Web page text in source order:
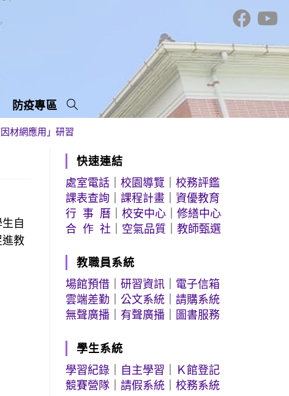
防疫專區
材網應用」研習
自
教
快速連結
處室電話 ｜校園導覽 ｜校務評鑑
課表查詢 ｜課程計畫 ｜資優教育
行 事 曆 ｜校安中心 ｜修繕中心
合 作 社
空氣品質 ｜教師甄選
教職員系統
場館預借 ｜研習資訊
電子信箱
雲端差勤 ｜公文系統 ｜請購系統
無聲廣播
有聲廣播 圖書服務
學生系統
學習紀錄
自主學習
Ｋ館登記
競賽營隊 ｜請假系統 ｜校務系統